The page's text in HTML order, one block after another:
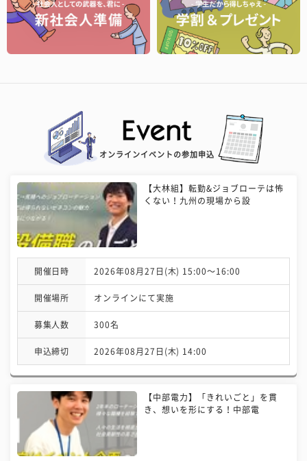
オンラインイベントの参加申込
【大林組】転勤&ジョブローテは怖
くない！九州の現場から設
開催日時 2026年08月27日(木) 15:00〜16:00
開催場所 オンラインにて実施
募集人数 300名
申込締切 2026年08月27日(木) 14:00
【中部電力】「きれいごと」を貫
き、想いを形にする！中部電